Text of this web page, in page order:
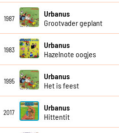
1987
Urbanus
Grootvader geplant
1983
Urbanus
Hazelnote oogjes
1995
Urbanus
Het is feest
2017
Urbanus
Hittentit